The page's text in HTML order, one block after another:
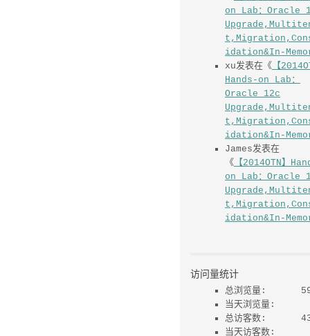
《【2014OTN】
on Lab：Oracle
idation&In-
dbstyle 发表在
《【2014OTN】
on Lab：Oracle
idation&In-
xu 发表在《【
Hands-on Lab：
Oracle 12c
on Lab：Oracle
idation&In-